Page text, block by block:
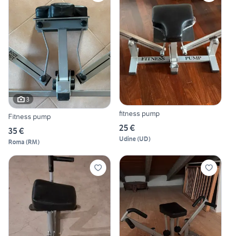
3
Fitness pump
35 €
Roma (RM)
fitness pump
25 €
Udine(UD)